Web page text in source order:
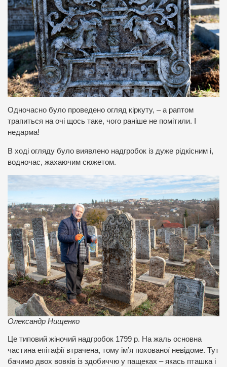
Одночасно було проведено огляд кіркуту, – а раптом
трапиться на очі щось таке, чого раніше не помітили. І
недарма!
В ході огляду було виявлено надгробок із дуже рідкісним і,
водночас, жахаючим сюжетом.
Олександр Нищенко
Це типовий жіночий надгробок 1799 р. На жаль основна
частина епітафії втрачена, тому ім’я похованої невідоме. Тут
бачимо двох вовків із здобиччю у пащеках – якась пташка і